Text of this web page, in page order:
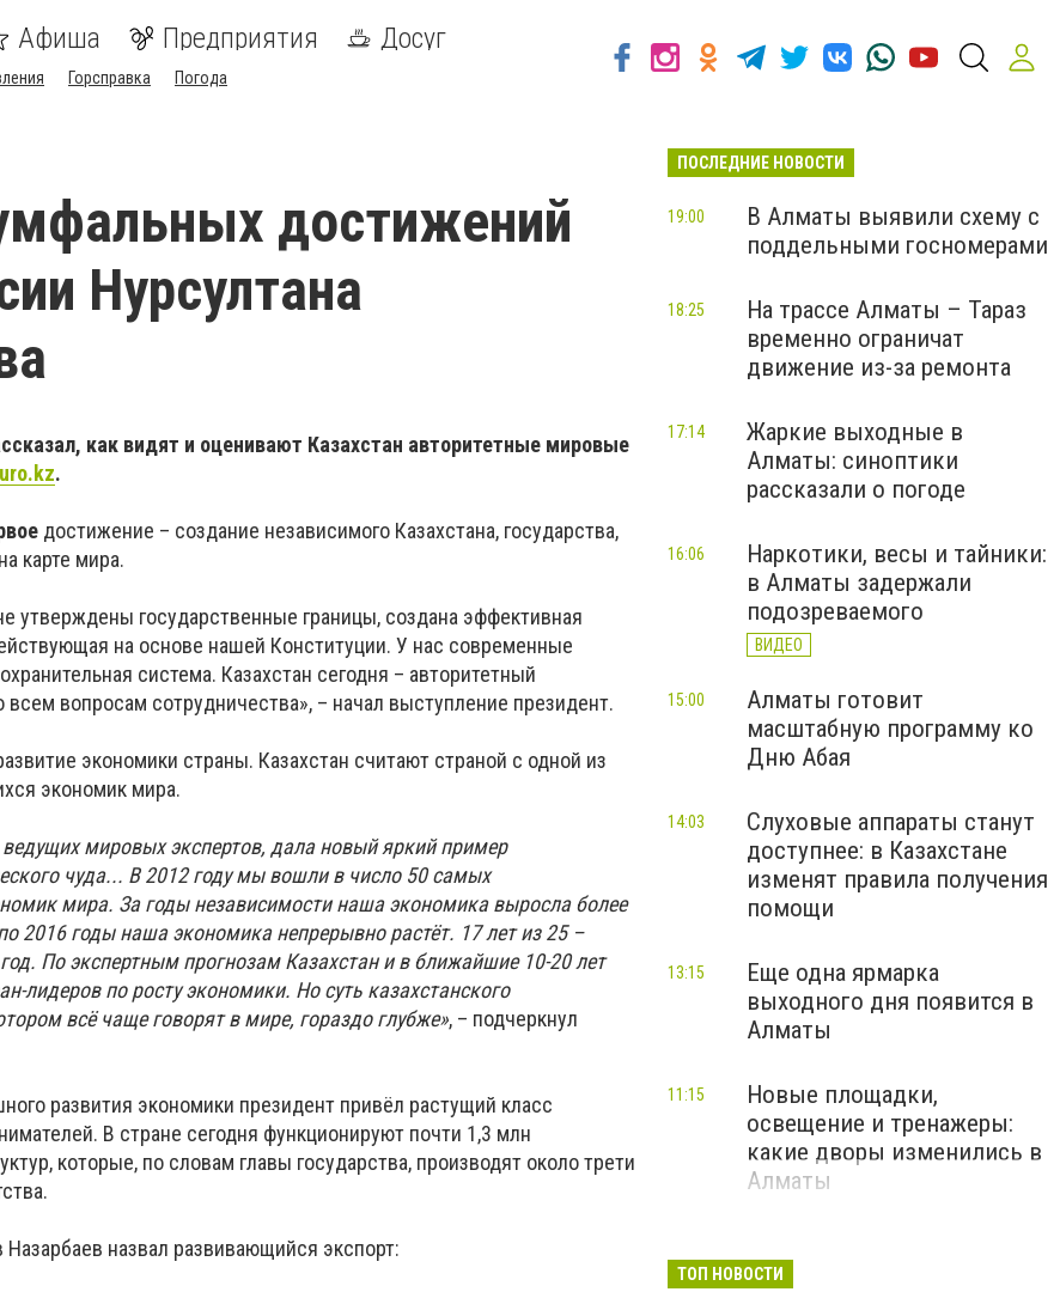
Афиша Предприятия Досуг
Горсправка Погода
достижений
Нурсултана
как видят и оценивают Казахстан авторитетные мировые
.
достижение – создание независимого Казахстана, государства,
карте мира.
утверждены государственные границы, создана эффективная
на основе нашей Конституции. У нас современные
система. Казахстан сегодня – авторитетный
всем вопросам сотрудничества», – начал выступление президент.
экономики страны. Казахстан считают страной с одной из
экономик мира.
мировых экспертов, дала новый яркий пример
чуда... В 2012 году мы вошли в число 50 самых
мира. За годы независимости наша экономика выросла более
2016 годы наша экономика непрерывно растёт. 17 лет из 25 –
По экспертным прогнозам Казахстан и в ближайшие 10-20 лет
лидеров по росту экономики. Но суть казахстанского
всё чаще говорят в мире, гораздо глубже», – подчеркнул
развития экономики президент привёл растущий класс
В стране сегодня функционируют почти 1,3 млн
которые, по словам главы государства, производят около трети
Назарбаев назвал развивающийся экспорт:
ПОСЛЕДНИЕ НОВОСТИ
В Алматы выявили схему с
поддельными госномерами
19:00
На трассе Алматы – Тараз
временно ограничат
движение из-за ремонта
18:25
Жаркие выходные в
Алматы: синоптики
рассказали о погоде
17:14
Наркотики, весы и тайники:
в Алматы задержали
подозреваемого
ВИДЕО
16:06
Алматы готовит
масштабную программу ко
Дню Абая
15:00
Слуховые аппараты станут
доступнее: в Казахстане
изменят правила получения
помощи
14:03
Еще одна ярмарка
выходного дня появится в
Алматы
13:15
Новые площадки,
освещение и тренажеры:
какие дворы изменились в
Алматы
11:15
ТОП НОВОСТИ